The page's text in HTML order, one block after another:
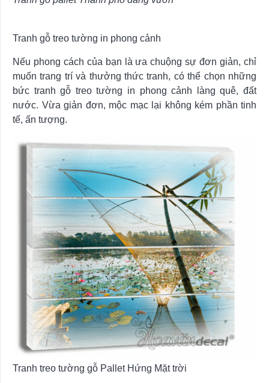
Tranh gỗ treo tường in phong cảnh
Nếu phong cách của bạn là ưa chuộng sự đơn giản, chỉ
muốn trang trí và thưởng thức tranh, có thể chọn những
bức tranh gỗ treo tường in phong cảnh làng quê, đất
nước. Vừa giản đơn, mộc mạc lại không kém phần tinh
tế, ấn tượng.
Tranh treo tường gỗ Pallet Hứng Mặt trời